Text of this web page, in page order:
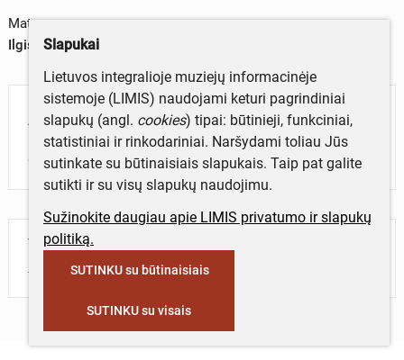
Matmenys
Ilgis x plotis – 11 x 11,3 cm
Aprašymas
Stiklai apvalūs, rėmeliai nedideli, plastikiniai.
Turite daugiau informacijos apie objektą?
Parašykite mums!
Slapukai
Lietuvos integralioje muziejų informacinėje
sistemoje (LIMIS) naudojami keturi pagrindiniai
slapukų (angl. cookies) tipai: būtinieji, funkciniai,
statistiniai ir rinkodariniai. Naršydami toliau Jūs
sutinkate su būtinaisiais slapukais. Taip pat galite
sutikti ir su visų slapukų naudojimu.
Sužinokite daugiau apie LIMIS privatumo ir slapukų
politiką.
SUTINKU su būtinaisiais
SUTINKU su visais